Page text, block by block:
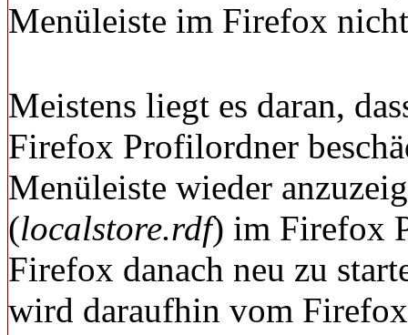
Menüleiste im Firefox
Meistens liegt es daran,
Firefox Profilordner
Menüleiste wieder
(localstore.rdf) im Firefox
Firefox danach neu zu
wird daraufhin vom